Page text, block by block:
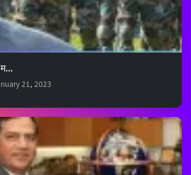
21, 2023